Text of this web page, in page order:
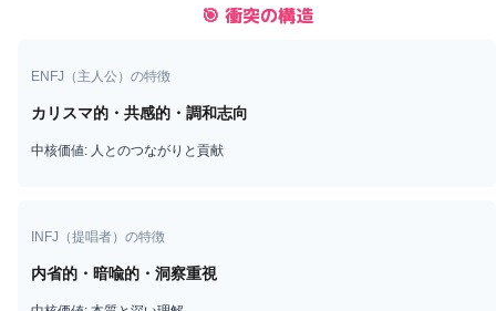
🎯 衝突の構造
ENFJ （ 主人公 ）の特徴
カリスマ的・共感的・調和志向
中核価値: 人とのつながりと貢献
INFJ （提唱者）の特徴
内省的・暗喩的・洞察重視